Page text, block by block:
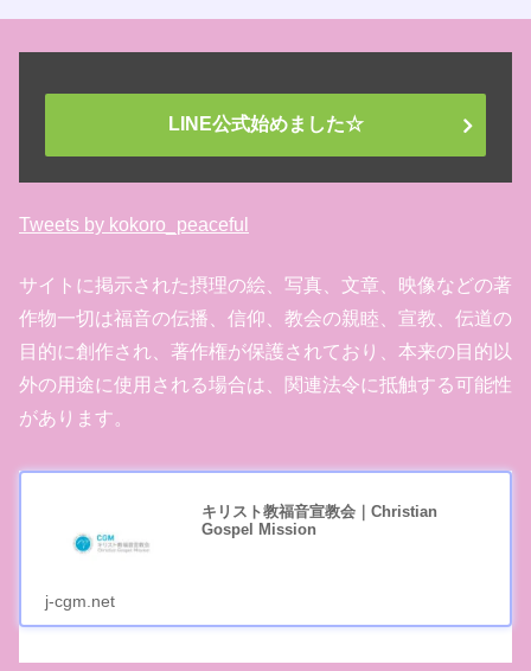
LINE公式始めました☆
Tweets by kokoro_peaceful
サイトに掲示された摂理の絵、写真、文章、映像などの著
作物一切は福音の伝播、信仰、教会の親睦、宣教、伝道の
目的に創作され、著作権が保護されており、本来の目的以
外の用途に使用される場合は、関連法令に抵触する可能性
があります。
キリスト教福音宣教会｜Christian
Gospel Mission
j-cgm.net